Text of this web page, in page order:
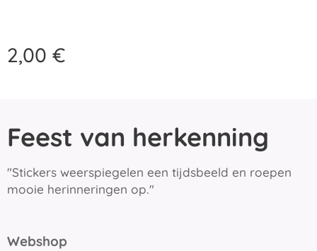
2,00 €
Feest van herkenning
"Stickers weerspiegelen een tijdsbeeld en roepen
mooie herinneringen op."
Webshop